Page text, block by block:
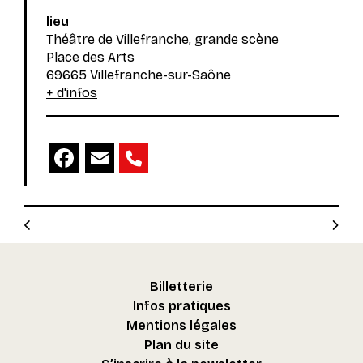
lieu
Théâtre de Villefranche, grande scène
Place des Arts
69665 Villefranche-sur-Saône
+ d'infos
Billetterie
Infos pratiques
Mentions légales
Plan du site